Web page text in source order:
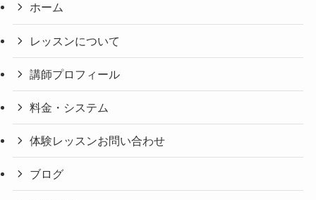
ホーム
レッスンについて
講師プロフィール
料金・システム
体験レッスンお問い合わせ
ブログ